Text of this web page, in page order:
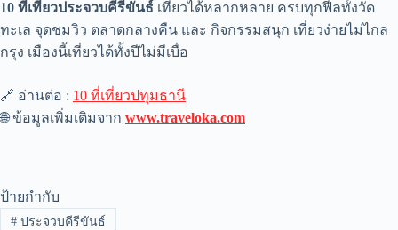
10 ที่เที่ยวประจวบคีรีขันธ์ เที่ยวได้หลากหลาย ครบทุกฟีลทั้งวัด
ทะเล จุดชมวิว ตลาดกลางคืน และ กิจกรรมสนุก เที่ยวง่ายไม่ไกล
กรุง เมืองนี้เที่ยวได้ทั้งปีไม่มีเบื่อ
🔗 อ่านต่อ : 10 ที่เที่ยวปทุมธานี
🌐 ข้อมูลเพิ่มเติมจาก www.traveloka.com
ป้ายกำกับ
#ประจวบคีรีขันธ์